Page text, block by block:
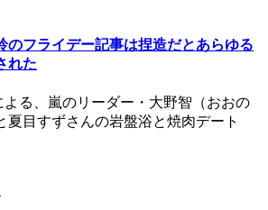
のフライデー記事は捏造だとあらゆる
れた
る、嵐のリーダー・大野智（おおの
夏目すずさんの岩盤浴と焼肉デート